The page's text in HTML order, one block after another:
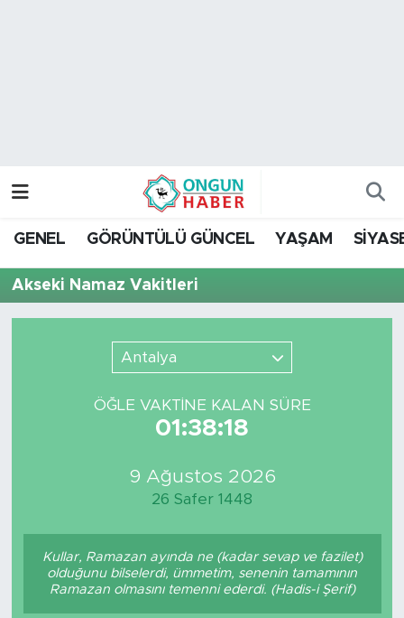
GENEL GÖRÜNTÜLÜ GÜNCEL YAŞAM
Akseki Namaz Vakitleri
Antalya
ÖĞLE VAKTİNE KALAN SÜRE
01:38:18
9 Ağustos 2026
26 Safer 1448
Kullar, Ramazan ayında ne (kadar sevap ve fazilet)
olduğunu bilselerdi, ümmetim, senenin tamamının
Ramazan olmasını temenni ederdi. (Hadis-i Şerif)
Trafik Durumu
Son Dakika Haberleri